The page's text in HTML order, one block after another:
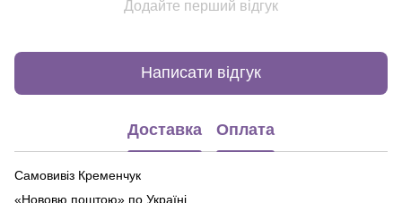
Додайте перший відгук
Написати відгук
Доставка Оплата
Самовивіз Кременчук
«Нововю поштою» по Україні